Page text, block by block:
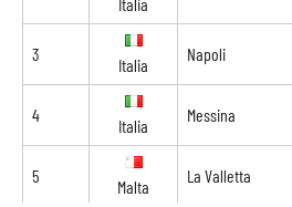
3
Italia
Napoli
4
Italia
Messina
5
Malta
La Valletta